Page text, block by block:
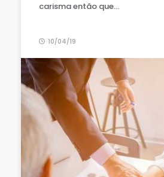
carisma então que...
10/04/19